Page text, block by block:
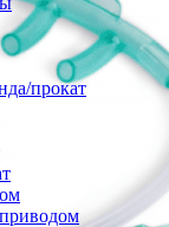
прокат